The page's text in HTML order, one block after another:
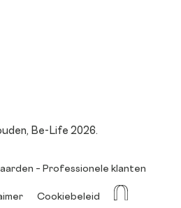
Be-Life 2026.
– Professionele klanten
Cookiebeleid La Niche